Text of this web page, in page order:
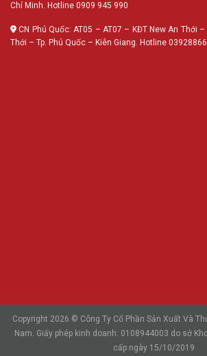
Chí Minh. Hotline 0909 945 990
CN Phú Quốc: AT05 – AT07 – KĐT New An Thới
Thới – Tp. Phú Quốc – Kiên Giang. Hotline
Copyright 2026 © Công Ty Cổ Phần Sản Xuất Và
Nam. Giấy phép kinh doanh: 0108944003 do sở
cấp ngày 15/10/2019